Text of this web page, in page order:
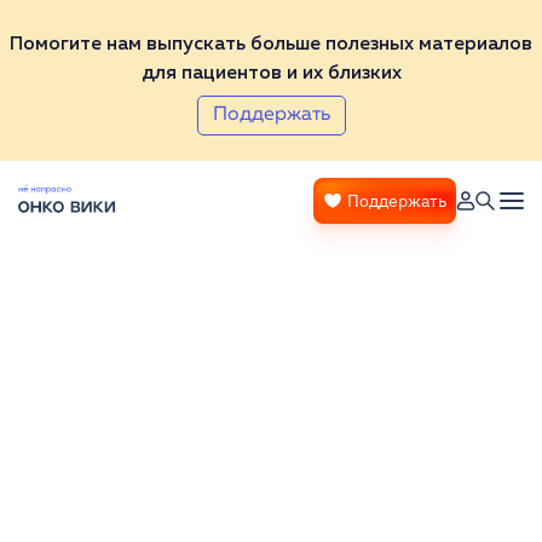
Помогите нам выпускать больше полезных материалов
для пациентов и их близких
Поддержать
Поддержать